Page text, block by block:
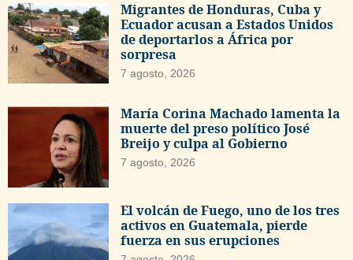
Migrantes de Honduras, Cuba y
Ecuador acusan a Estados Unidos
de deportarlos a África por
sorpresa
7 agosto, 2026
María Corina Machado lamenta la
muerte del preso político José
Breijo y culpa al Gobierno
7 agosto, 2026
El volcán de Fuego, uno de los tres
activos en Guatemala, pierde
fuerza en sus erupciones